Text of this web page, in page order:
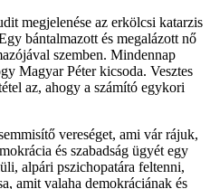
megjelenése az erkölcsi katarzis
bántalmazott és megalázott nő
szemben. Mindennap
Magyar Péter kicsoda. Vesztes
az, ahogy a számító egykori
vereséget, ami vár rájuk,
és szabadság ügyét egy
alpári pszichopatára feltenni,
amit valaha demokráciának és